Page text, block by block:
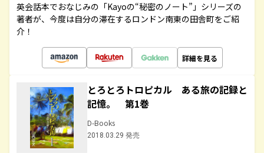
英会話本でおなじみの「Kayoの“秘密のノート”」シリーズの
著者が、今度は自分の滞在するロンドン南東の田舎町をご紹
介！
詳細を見る
とろとろトロピカル ある旅の記録と
記憶。 第1巻
D-Books
2018.03.29 発売